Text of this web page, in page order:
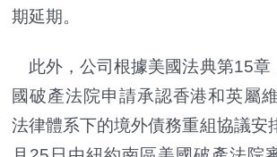
期延期。
此外，公司根據美國法典第15章
國破產法院申請承認香港和英屬
法律體系下的境外債務重組協議安